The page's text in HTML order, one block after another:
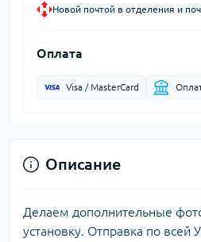
Новой почтой в отделения и
Оплата
Visa / MasterCard
Описание
Делаем дополнительные
установку. Отправка по всей